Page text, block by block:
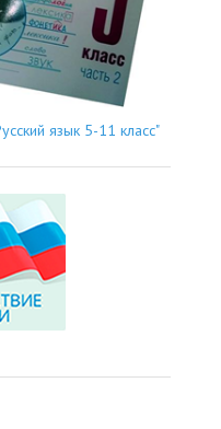
язык 5-11 класс"